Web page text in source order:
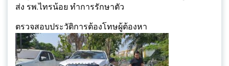
ส่ง รพ.ไทรน้อย ทำการรักษาตัว
ตรวจสอบประวัติการต้องโทษผู้ต้องหา